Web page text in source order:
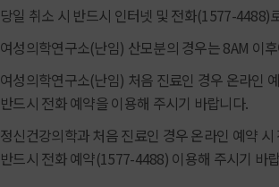
당일 취소 시 반드시 인터넷 및 전화(1577-4488)
여성의학연구소(난임) 산모분의 경우는 8AM 이
여성의학연구소(난임) 처음 진료인 경우 온라인
반드시 전화 예약을 이용해 주시기 바랍니다.
정신건강의학과 처음 진료인 경우 온라인 예약
반드시 전화 예약(1577-4488) 이용해 주시기 바